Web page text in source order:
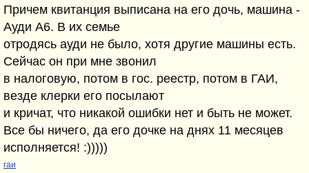
Причем квитанция выписана на его дочь, машина -
Ауди А6. В их семье
отродясь ауди не было, хотя другие машины есть.
Сейчас он при мне звонил
в налоговую, потом в гос. реестр, потом в ГАИ,
везде клерки его посылают
и кричат, что никакой ошибки нет и быть не может.
Все бы ничего, да его дочке на днях 11 месяцев
исполняется! :)))))
гаи